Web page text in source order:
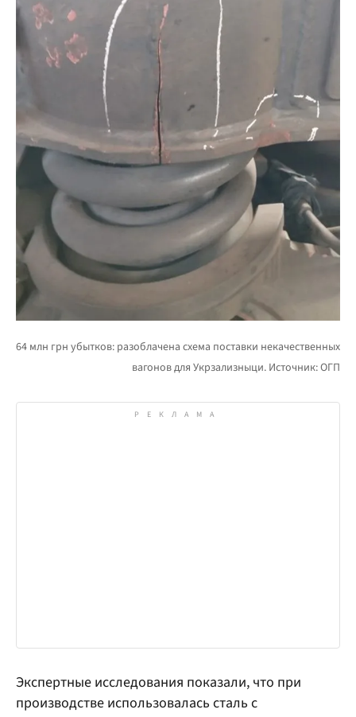
Экспертные исследования показали, что при
производстве использовалась сталь с